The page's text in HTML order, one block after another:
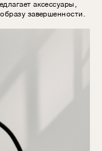
аксессуары,
завершенности.